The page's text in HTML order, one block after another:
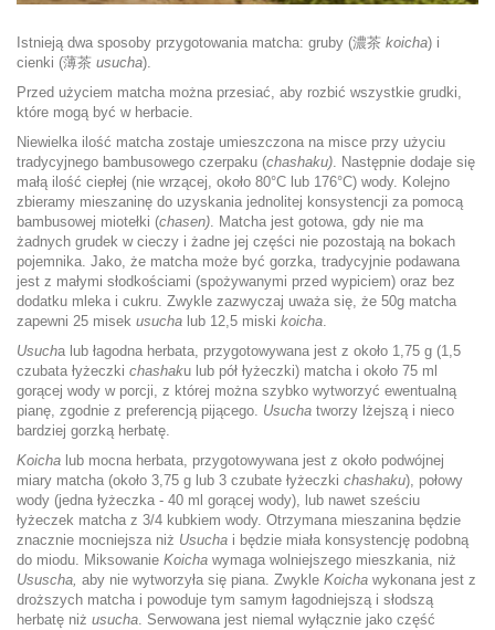
Istnieją dwa sposoby przygotowania matcha: gruby (濃茶 koicha) i
cienki (薄茶 usucha).
Przed użyciem matcha można przesiać, aby rozbić wszystkie grudki,
które mogą być w herbacie.
Niewielka ilość matcha zostaje umieszczona na misce przy użyciu
tradycyjnego bambusowego czerpaku (chashaku). Następnie dodaje się
małą ilość ciepłej (nie wrzącej, około 80°C lub 176°C) wody. Kolejno
zbieramy mieszaninę do uzyskania jednolitej konsystencji za pomocą
bambusowej miotełki (chasen). Matcha jest gotowa, gdy nie ma
żadnych grudek w cieczy i żadne jej części nie pozostają na bokach
pojemnika. Jako, że matcha może być gorzka, tradycyjnie podawana
jest z małymi słodkościami (spożywanymi przed wypiciem) oraz bez
dodatku mleka i cukru. Zwykle zazwyczaj uważa się, że 50g matcha
zapewni 25 misek usucha lub 12,5 miski koicha.
Usucha lub łagodna herbata, przygotowywana jest z około 1,75 g (1,5
czubata łyżeczki chashaku lub pół łyżeczki) matcha i około 75 ml
gorącej wody w porcji, z której można szybko wytworzyć ewentualną
pianę, zgodnie z preferencją pijącego. Usucha tworzy lżejszą i nieco
bardziej gorzką herbatę.
Koicha lub mocna herbata, przygotowywana jest z około podwójnej
miary matcha (około 3,75 g lub 3 czubate łyżeczki chashaku), połowy
wody (jedna łyżeczka - 40 ml gorącej wody), lub nawet sześciu
łyżeczek matcha z 3/4 kubkiem wody. Otrzymana mieszanina będzie
znacznie mocniejsza niż Usucha i będzie miała konsystencję podobną
do miodu. Miksowanie Koicha wymaga wolniejszego mieszkania, niż
Ususcha, aby nie wytworzyła się piana. Zwykle Koicha wykonana jest z
droższych matcha i powoduje tym samym łagodniejszą i słodszą
herbatę niż usucha. Serwowana jest niemal wyłącznie jako część